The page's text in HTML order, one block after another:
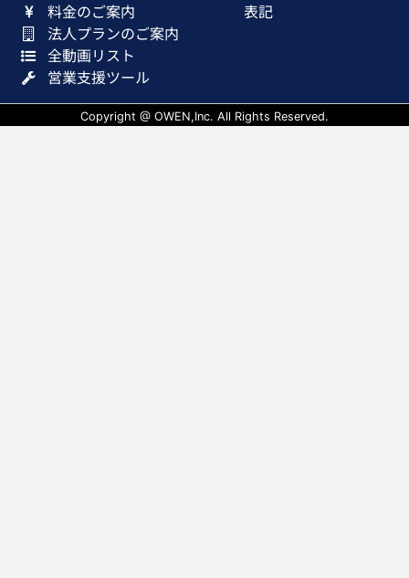
料金のご案内
法人プランのご案内
全動画リスト
営業支援ツール
表記
Copyright @ OWEN,Inc. All Rights Reserved.